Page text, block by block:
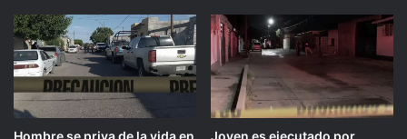
Hombre se priva de la vida en Joven es ejecutado por